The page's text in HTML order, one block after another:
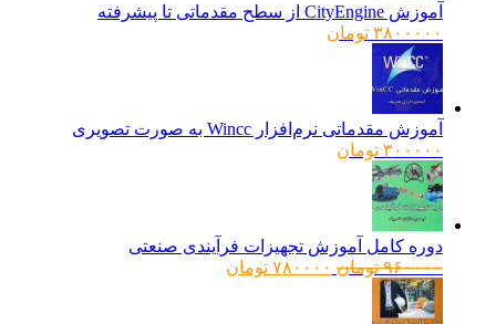
آموزش CityEngine از سطح مقدماتی تا پیشرفته
۳۸۰۰۰۰۰ تومان
آموزش مقدماتی نرم‌افزار Wincc به صورت تصویری
۳۰۰۰۰۰ تومان
دوره کامل آموزش تجهیزات فرآیندی صنعتی
۹۶۰۰۰۰ تومانقیمت
۷۸۰۰۰۰ تومانقیمت